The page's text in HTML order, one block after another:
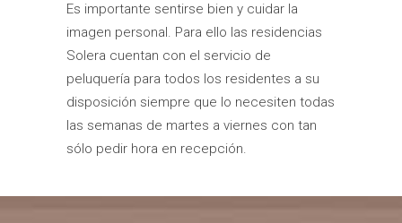
Es importante sentirse bien y cuidar la
imagen personal. Para ello las residencias
Solera cuentan con el servicio de
peluquería para todos los residentes a su
disposición siempre que lo necesiten todas
las semanas de martes a viernes con tan
sólo pedir hora en recepción.